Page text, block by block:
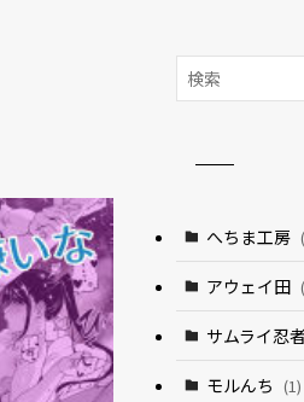
へちま工房
アウェイ田
サムライ忍
モルんち (1)